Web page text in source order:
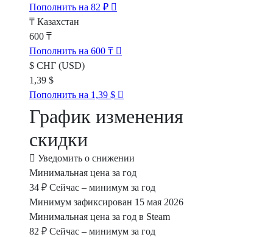
Пополнить на 82 ₽
₸ Казахстан
600 ₸
Пополнить на 600 ₸
$ СНГ (USD)
1,39 $
Пополнить на 1,39 $
График изменения
скидки
Уведомить о снижении
Минимальная цена за год
34 ₽ Сейчас – минимум за год
Минимум зафиксирован 15 мая 2026
Минимальная цена за год в Steam
82 ₽ Сейчас – минимум за год